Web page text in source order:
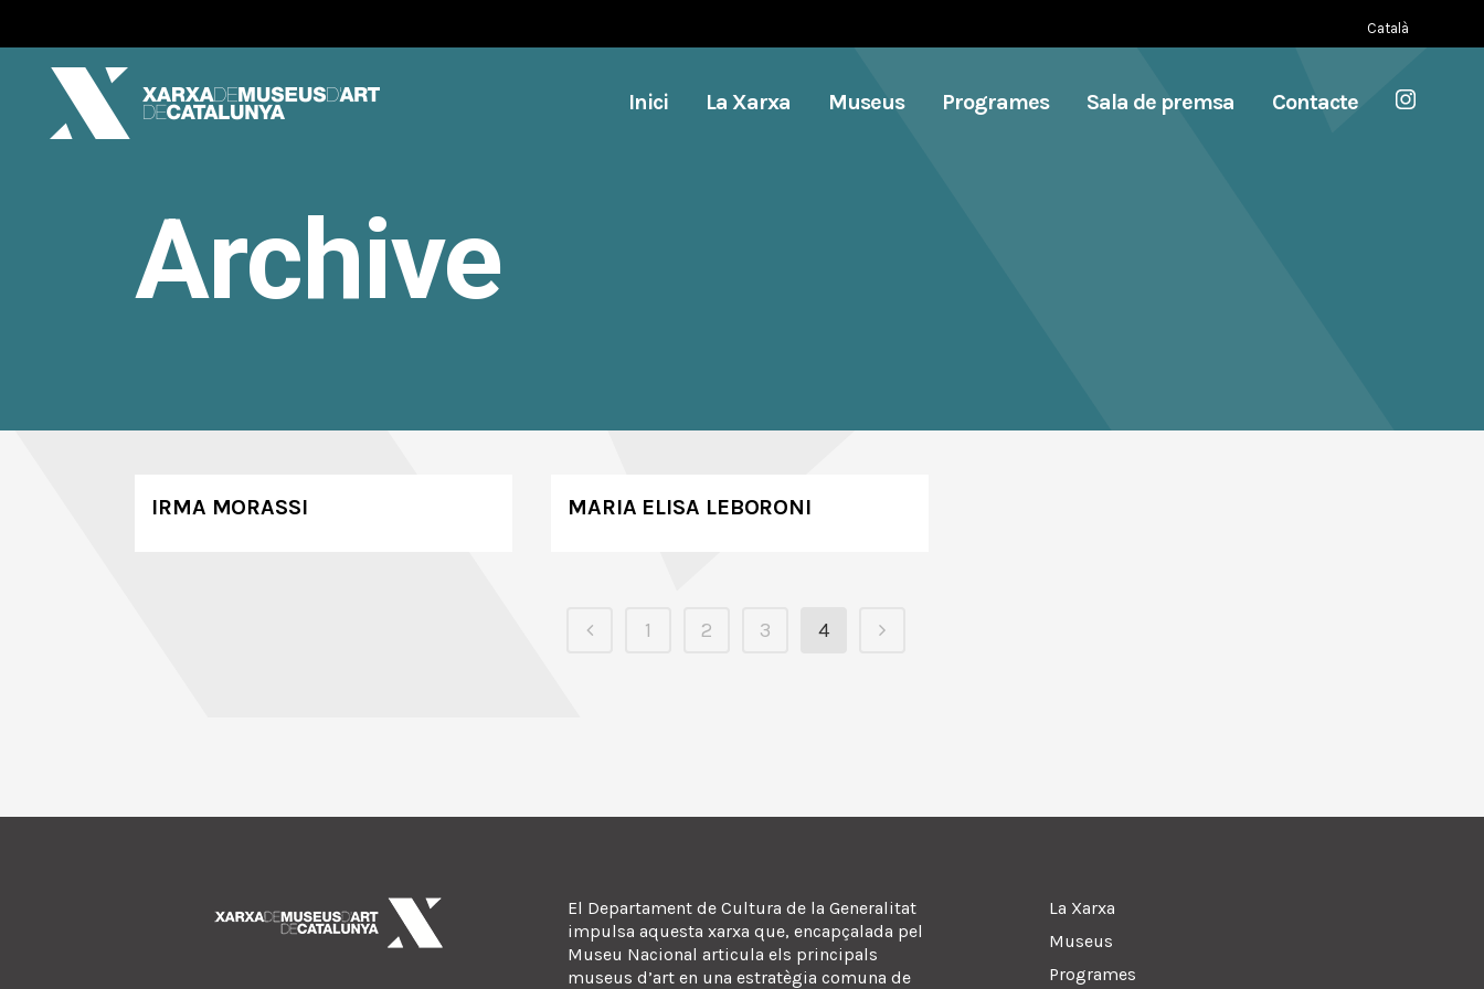
Català
Inici La Xarxa Museus Programes Sala de premsa Contacte
Archive
IRMA MORASSI MARIA ELISA LEBORONI
1 2 3 4
El Departament de Cultura de la Generalitat
impulsa aquesta xarxa que, encapçalada pel
Museu Nacional articula els principals
museus d’art en una estratègia comuna de
La Xarxa
Museus
Programes